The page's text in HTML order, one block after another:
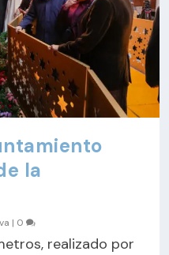
la
| 0
realizado por